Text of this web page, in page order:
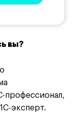
вы?
профессионал,
эксперт.